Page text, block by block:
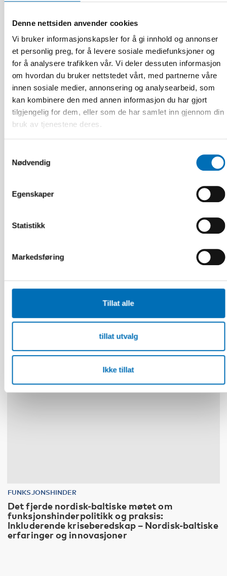
Denne nettsiden anvender cookies
Vi bruker informasjonskapsler for å gi innhold og annonser
et personlig preg, for å levere sosiale mediefunksjoner og
for å analysere trafikken vår. Vi deler dessuten informasjon
om hvordan du bruker nettstedet vårt, med partnerne våre
innen sosiale medier, annonsering og analysearbeid, som
kan kombinere den med annen informasjon du har gjort
tilgjengelig for dem, eller som de har samlet inn gjennom din
bruk av tjenestene deres.
Nødvendig
Egenskaper
Statistikk
Markedsføring
Tillat alle
tillat utvalg
Ikke tillat
17 jun 2026
“Active citizenship is not a privilege; it is a
right”
24 apr 2024
funksjonshinderspørsmål – Årsrapport 2023
FUNKSJONSHINDER
Det fjerde nordisk-baltiske møtet om
funksjonshinderpolitikk og praksis:
Inkluderende kriseberedskap – Nordisk-baltiske
erfaringer og innovasjoner